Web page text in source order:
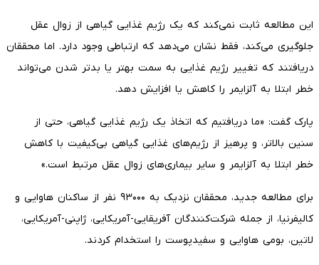
این مطالعه ثابت نمی‌کند که یک رژیم غذایی گیاهی از زوال عقل
جلوگیری می‌کند، فقط نشان می‌دهد که ارتباطی وجود دارد. اما محققان
دریافتند که تغییر رژیم غذایی به سمت بهتر یا بدتر شدن می‌تواند
خطر ابتلا به آلزایمر را کاهش یا افزایش دهد.
پارک گفت: «ما دریافتیم که اتخاذ یک رژیم غذایی گیاهی، حتی از
سنین بالاتر، و پرهیز از رژیم‌های غذایی گیاهی بی‌کیفیت با کاهش
خطر ابتلا به آلزایمر و سایر بیماری‌های زوال عقل مرتبط است.»
برای مطالعه جدید، محققان نزدیک به ۹۳۰۰۰ نفر از ساکنان هاوایی و
کالیفرنیا، از جمله شرکت‌کنندگان آفریقایی-آمریکایی، ژاپنی-آمریکایی،
لاتین، بومی هاوایی و سفیدپوست را استخدام کردند.